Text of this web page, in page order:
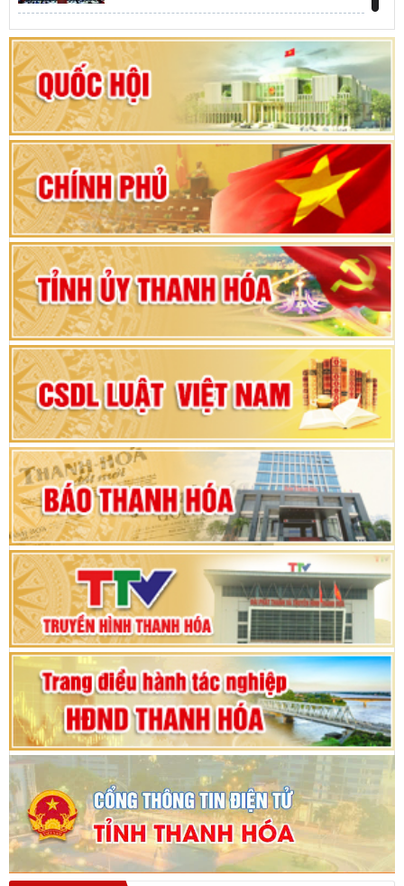
Khai mạc kỳ họp thứ Nhất, Quốc hội khóa XVI
Hướng dẫn quy trình bỏ phiếu bầu cử ĐBQH
khoá XVI và đại biểu HĐND các cấp nhiệm kỳ
2026-2031
80 năm Quốc hội Việt Nam: vì lợi ích Nhân dân,
vì sự phát triển của đất nước
Bộ Chính trị duyệt nội dung Đại hội đại biểu
Đảng bộ tỉnh Thanh Hóa lần thứ XX, nhiệm kỳ
2025 - 2030
Đại hội đại biểu Đảng bộ xã Yên Thọ lần thứ I,
nhiệm kỳ 2025 – 2030
Đại hội Đảng bộ xã Yên Ninh lần thứ nhất,
nhiệm kỳ 2025 - 2030
Khai mạc Kỳ họp bất thường lần thứ 9, Quốc
hội khóa XV
Phiên thảo luận Kỳ họp thứ 24, HĐND tỉnh
Thanh Hóa khóa XVIII, nhiệm kỳ 2021 - 2026
Bế mạc Kỳ họp thứ hai bốn, Hội đồng nhân dân
tỉnh khoá XVIII